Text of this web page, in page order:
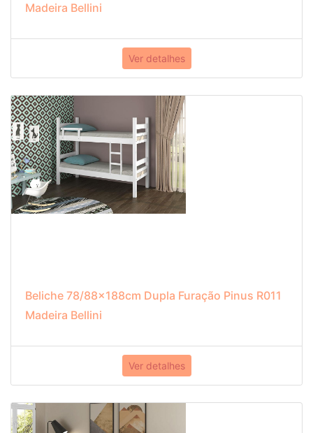
Madeira Bellini
Ver detalhes
Beliche 78/88x188cm Dupla Furação Pinus R011
Madeira Bellini
Ver detalhes